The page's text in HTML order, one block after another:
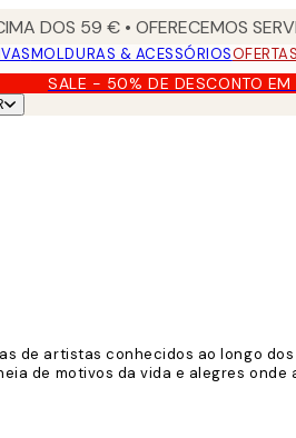
DOS 59 € • OFERECEMOS
MOLDURAS & ACESSÓRIOSOFERTAS
SALE - 50% DE DESCONTO EM
de artistas conhecidos ao longo
de motivos da vida e alegres onde